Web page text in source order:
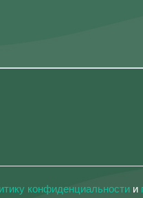
конфиденциальности и